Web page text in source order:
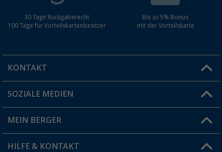
30 Tage Rückgaberecht
100 Tage für Vorteilskartenbesitzer
Bis zu 5% Bonus
mit der Vorteilskarte
KONTAKT
Du hast eine Frage?
Filiale finden
SOZIALE MEDIEN
MEIN BERGER
Vorteilskarte
HILFE & KONTAKT